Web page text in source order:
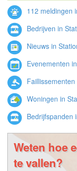
112 meldingen
Bedrijven in
Nieuws in
Evenementen
Woningen in
Bedrijfspanden
Weten hoe
te vallen?